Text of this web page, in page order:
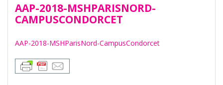
AAP-2018-MSHPARISNORD-
CAMPUSCONDORCET
AAP-2018-MSHParisNord-CampusCondorcet